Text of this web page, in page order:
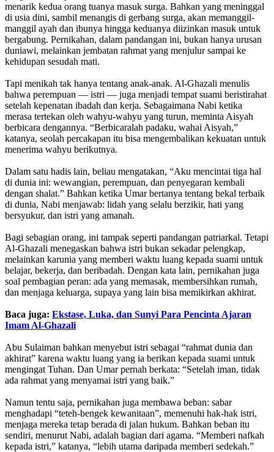
menarik kedua orang tuanya masuk surga. Bahkan yang meninggal
di usia dini, sambil menangis di gerbang surga, akan memanggil-
manggil ayah dan ibunya hingga keduanya diizinkan masuk untuk
bergabung. Pernikahan, dalam pandangan ini, bukan hanya urusan
duniawi, melainkan jembatan rahmat yang menjulur sampai ke
kehidupan sesudah mati.
Tapi menikah tak hanya tentang anak-anak. Al-Ghazali menulis
bahwa perempuan — istri — juga menjadi tempat suami beristirahat
setelah kepenatan ibadah dan kerja. Sebagaimana Nabi ketika
merasa tertekan oleh wahyu-wahyu yang turun, meminta Aisyah
berbicara dengannya. “Berbicaralah padaku, wahai Aisyah,”
katanya, seolah percakapan itu bisa mengembalikan kekuatan untuk
menerima wahyu berikutnya.
Dalam satu hadis lain, beliau mengatakan, “Aku mencintai tiga hal
di dunia ini: wewangian, perempuan, dan penyegaran kembali
dengan shalat.” Bahkan ketika Umar bertanya tentang bekal terbaik
di dunia, Nabi menjawab: lidah yang selalu berzikir, hati yang
bersyukur, dan istri yang amanah.
Bagi sebagian orang, ini tampak seperti pandangan patriarkal. Tetapi
Al-Ghazali menegaskan bahwa istri bukan sekadar pelengkap,
melainkan karunia yang memberi waktu luang kepada suami untuk
belajar, bekerja, dan beribadah. Dengan kata lain, pernikahan juga
soal pembagian peran: ada yang memasak, membersihkan rumah,
dan menjaga keluarga, supaya yang lain bisa memikirkan akhirat.
Baca juga: Ekstase, Luka, dan Sunyi Para Pencinta Ajaran
Imam Al-Ghazali
Abu Sulaiman bahkan menyebut istri sebagai “rahmat dunia dan
akhirat” karena waktu luang yang ia berikan kepada suami untuk
mengingat Tuhan. Dan Umar pernah berkata: “Setelah iman, tidak
ada rahmat yang menyamai istri yang baik.”
Namun tentu saja, pernikahan juga membawa beban: sabar
menghadapi “teteh-bengek kewanitaan”, memenuhi hak-hak istri,
menjaga mereka tetap berada di jalan hukum. Bahkan beban itu
sendiri, menurut Nabi, adalah bagian dari agama. “Memberi nafkah
kepada istri,” katanya, “lebih utama daripada memberi sedekah.”